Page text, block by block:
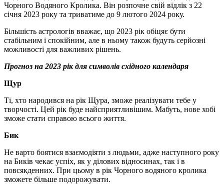
Чорного Водяного Кролика. Він розпочне свій відлік з 22
січня 2023 року та триватиме до 9 лютого 2024 року.
Більшість астрологів вважає, що 2023 рік обіцяє бути
стабільним і спокійним, але в ньому також будуть серйозні
можливості для важливих рішень.
Прогноз на 2023 рік для символів східного календаря
Щур
Ті, хто народився на рік Щура, зможе реалізувати тебе у
творчості. Цей рік буде найсприятливішим. Мабуть, нове хобі
зможе стати справою всього життя.
Бик
Не варто боятися взаємодіяти з людьми, адже наступного року
на Биків чекає успіх, як у ділових відносинах, так і в
повсякденних. При цьому в рік Чорного водяного кролика
зможете більше подорожувати.